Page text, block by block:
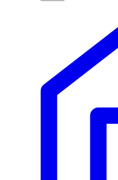
Kurumsal
Online Sipariş%20